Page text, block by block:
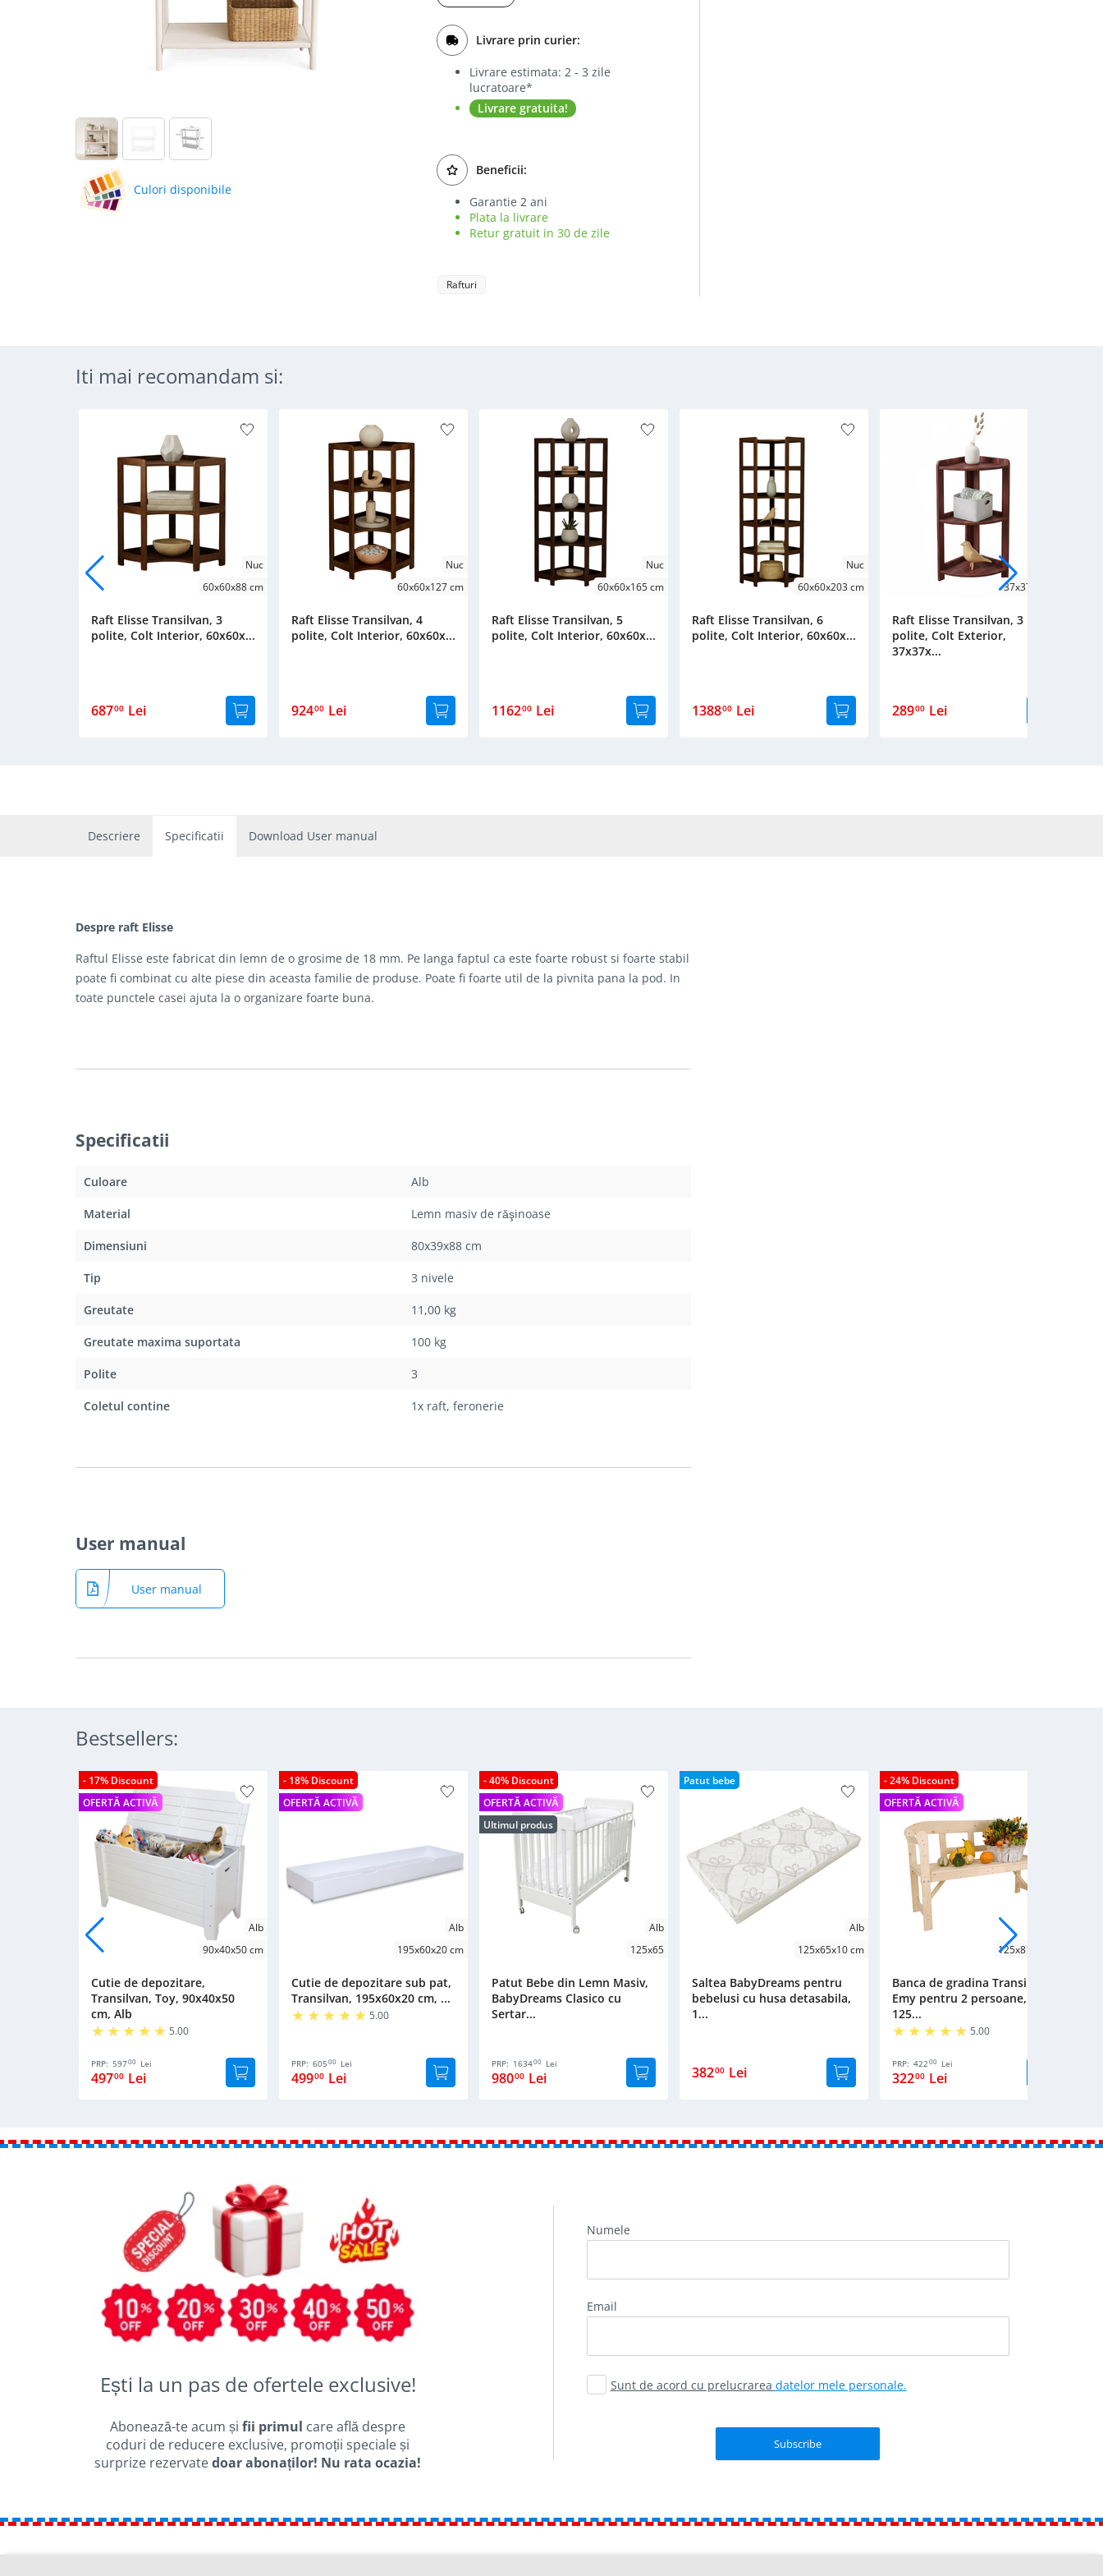
Culori disponibile
Livrare prin curier:
Livrare estimata: 2 - 3 zile
lucratoare*
Livrare gratuita!
Beneficii:
Garantie 2 ani
Plata la livrare
Retur gratuit in 30 de zile
Rafturi
Iti mai recomandam si:
Nuc
60x60x88 cm
Raft Elisse Transilvan, 3
polite, Colt Interior, 60x60x...
68700 Lei
Nuc
60x60x127 cm
Raft Elisse Transilvan, 4
polite, Colt Interior, 60x60x...
92400 Lei
Nuc
60x60x165 cm
Raft Elisse Transilvan, 5
polite, Colt Interior, 60x60x...
116200 Lei
Nuc
60x60x203 cm
Raft Elisse Transilvan, 6
polite, Colt Interior, 60x60x...
138800 Lei
37x37x88 cm
Raft Elisse Transilvan, 3
polite, Colt Exterior,
37x37x...
28900 Lei
Descriere Specificatii Download User manual
Despre raft Elisse
Raftul Elisse este fabricat din lemn de o grosime de 18 mm. Pe langa faptul ca este foarte robust si foarte stabil
poate fi combinat cu alte piese din aceasta familie de produse. Poate fi foarte util de la pivnita pana la pod. In
toate punctele casei ajuta la o organizare foarte buna.
Specificatii
Culoare Alb
Material Lemn masiv de răşinoase
Dimensiuni 80x39x88 cm
Tip 3 nivele
Greutate 11,00 kg
Greutate maxima suportata 100 kg
Polite 3
Coletul contine 1x raft, feronerie
User manual
User manual
Bestsellers:
- 17% Discount
OFERTĂ ACTIVĂ
Alb
90x40x50 cm
Cutie de depozitare,
Transilvan, Toy, 90x40x50
cm, Alb
5.00
PRP: 59700 Lei
49700 Lei
- 18% Discount
OFERTĂ ACTIVĂ
Alb
195x60x20 cm
Cutie de depozitare sub pat,
Transilvan, 195x60x20 cm, ...
5.00
PRP: 60500 Lei
49900 Lei
- 40% Discount
OFERTĂ ACTIVĂ
Ultimul produs
Alb
125x65
Patut Bebe din Lemn Masiv,
BabyDreams Clasico cu
Sertar...
PRP: 163400 Lei
98000 Lei
Patut bebe
Alb
125x65x10 cm
Saltea BabyDreams pentru
bebelusi cu husa detasabila,
1...
38200 Lei
- 24% Discount
OFERTĂ ACTIVĂ
125x81x45 cm
Banca de gradina Transilvan,
Emy pentru 2 persoane,
125...
5.00
PRP: 42200 Lei
32200 Lei
Ești la un pas de ofertele exclusive!
Abonează-te acum și fii primul care află despre
coduri de reducere exclusive, promoții speciale și
surprize rezervatedoar abonaților! Nu rata ocazia!
Numele
email
Sunt de acord cu prelucrarea datelor mele personale.